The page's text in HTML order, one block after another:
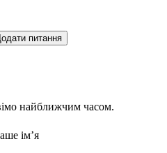
питання
найближчим часом.
ім’я